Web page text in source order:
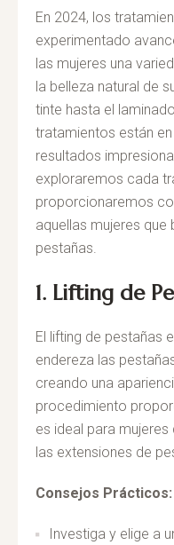
En 2024, los
experimentado
las mujeres una
la belleza natural de
tinte hasta el
tratamientos están
resultados
exploraremos cada
proporcionaremos
aquellas mujeres que
pestañas.
1. Lifting de
El lifting de pestañas
endereza las
creando una
procedimiento
es ideal para mujeres
las extensiones de
Consejos Prácticos:
Investiga y elige a